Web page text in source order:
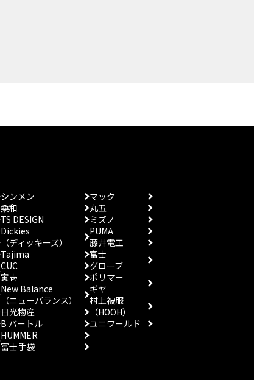
シンメン
桑和
TS DESIGN
Dickies
（ディッキーズ）
Tajima
CUC
寅壱
New Balance
（ニューバランス）
日光物産
B バートル
HUMMER
富士手袋
マック
丸五
ミズノ
PUMA
藤井電工
富士
グローブ
ポリマー
ギヤ
村上被服
（HOOH）
ユニワールド